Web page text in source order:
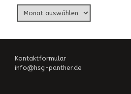
Kontaktformular
info@hsg-panther.de